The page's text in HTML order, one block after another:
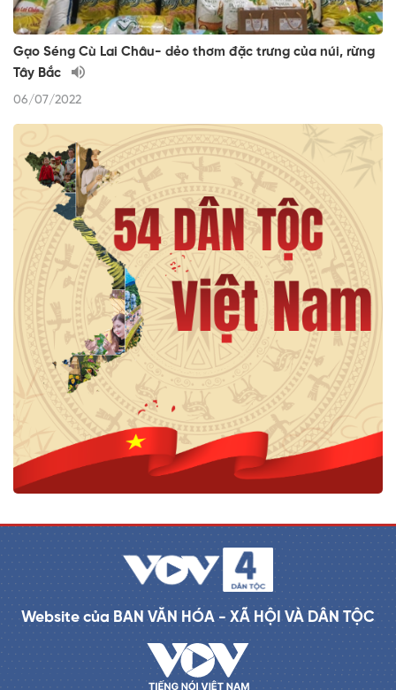
Gạo Séng Cù Lai Châu- dẻo thơm đặc trưng của núi, rừng
Tây Bắc
06/07/2022
Website của BAN VĂN HÓA - XÃ HỘI VÀ DÂN TỘC